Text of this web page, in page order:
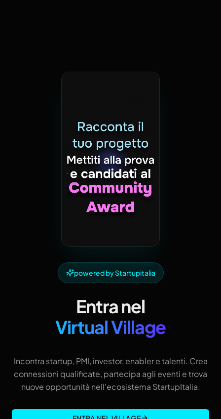
powered by Startupitalia
Entra nel
Virtual Village
Incontra startup, PMI, investor, enabler e talenti. Crea
connessioni qualificate, partecipa agli eventi e trova
nuove opportunità nell'ecosistema StartupItalia.